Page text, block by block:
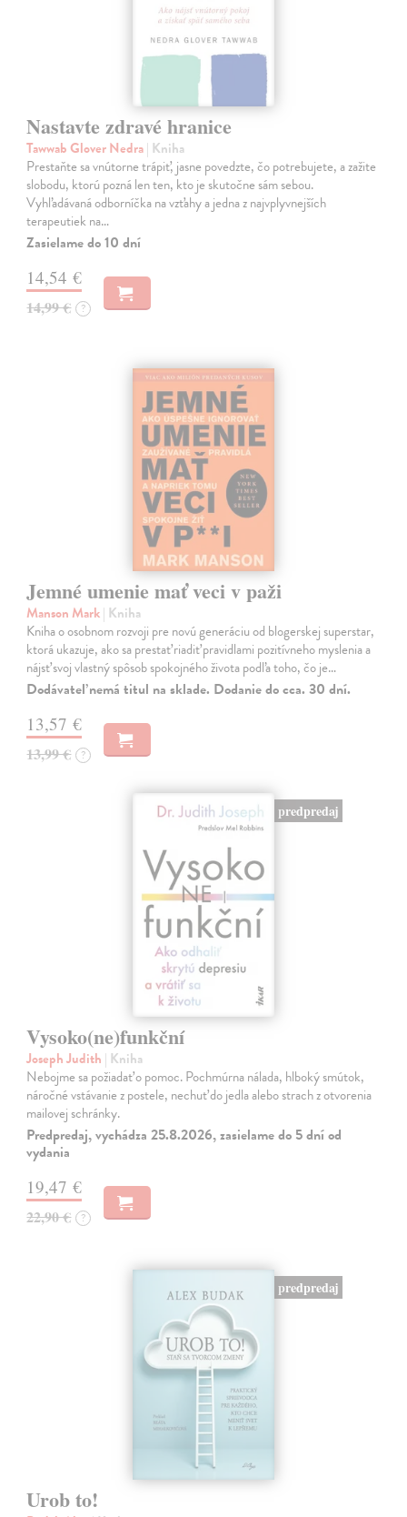
Nastavte zdravé hranice
Tawwab Glover Nedra| Kniha
Prestaňte sa vnútorne trápiť, jasne povedzte, čo potrebujete, a zažite
slobodu, ktorú pozná len ten, kto je skutočne sám sebou.
Vyhľadávaná odborníčka na vzťahy a jedna z najvplyvnejších
terapeutiek na…
Zasielame do 10 dní
14,54 €
14,99 € ?
Jemné umenie mať veci v paži
Manson Mark| Kniha
Kniha o osobnom rozvoji pre novú generáciu od blogerskej superstar,
ktorá ukazuje, ako sa prestať riadiť pravidlami pozitívneho myslenia a
nájsť svoj vlastný spôsob spokojného života podľa toho, čo je…
Dodávateľ nemá titul na sklade. Dodanie do cca. 30 dní.
13,57 €
13,99 € ?
predpredaj
Vysoko(ne)funkční
Joseph Judith | Kniha
Nebojme sa požiadať o pomoc. Pochmúrna nálada, hlboký smútok,
náročné vstávanie z postele, nechuť do jedla alebo strach z otvorenia
mailovej schránky.
Predpredaj, vychádza 25.8.2026, zasielame do 5 dní od
vydania
19,47 €
22,90 € ?
predpredaj
Urob to!